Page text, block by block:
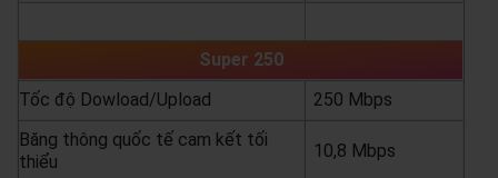
Super 250
Tốc độ Dowload/Upload
250 Mbps
Băng thông quốc tế cam kết tối
thiểu
10,8 Mbps